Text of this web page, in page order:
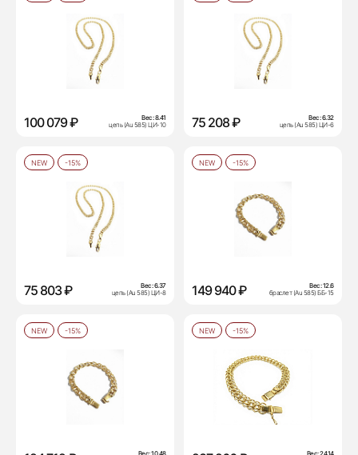
100 079 ₽ Вес:8.41
цепь (Au 585) ЦИ-10
75 208 ₽ Вес:6.32
цепь (Au 585) ЦИ-6
NEW -15%
75 803 ₽ Вес:6.37
цепь (Au 585) ЦИ-8
NEW -15%
149 940 ₽ Вес:12.6
браслет (Au 585) ББ-15
NEW -15%
Вес:10.48
NEW -15%
Вес:24.14